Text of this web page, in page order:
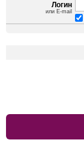
Логин
или E-mail